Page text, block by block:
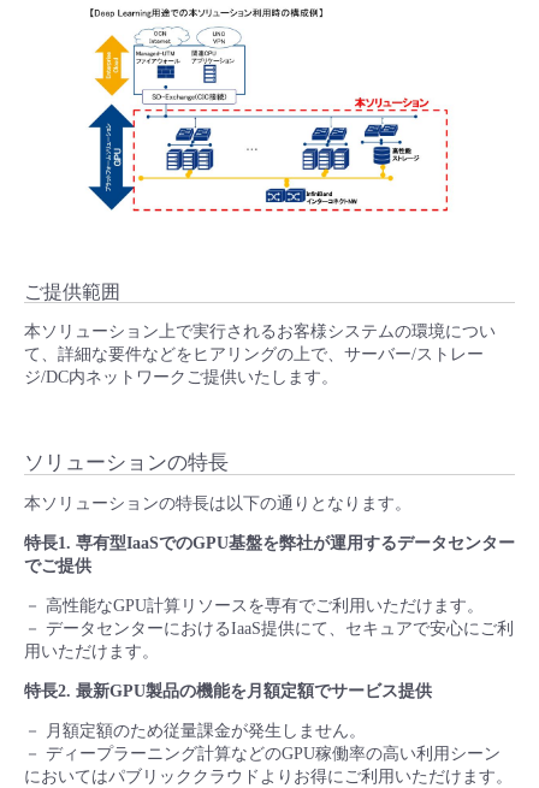
管理機能
すべてのメニューを見る
サポート
管理機能
すべてのメニューを見る
IoT
モニタリング/監査
サポート
- 新規お申し込み方法
- 初期設定・確認
- ユーザー機能の管理
- APIリファレンス
■ 基本構築ガイド
- クラウド / サーバー
- Flexible InterConnect
- vUTM2
- データと分析
- マルチクラウド利用
- リモートワーク
- その他
故障/メンテナンス履歴
メンテナンス予定
定期メンテナンス
販売パートナー向けプログラム
協業パートナー
トレーニング/操作動画
脱炭素化
ご提供範囲
本ソリューション上で実行されるお客様システムの環境につい
て、詳細な要件などをヒアリングの上で、サーバー/ストレー
ジ/DC内ネットワークご提供いたします。
ソリューションの特長
本ソリューションの特長は以下の通りとなります。
特長1. 専有型IaaSでのGPU基盤を弊社が運用するデータセンター
でご提供
－ 高性能なGPU計算リソースを専有でご利用いただけます。
－ データセンターにおけるIaaS提供にて、セキュアで安心にご利
用いただけます。
特長2. 最新GPU製品の機能を月額定額でサービス提供
－ 月額定額のため従量課金が発生しません。
－ ディープラーニング計算などのGPU稼働率の高い利用シーン
においてはパブリッククラウドよりお得にご利用いただけます。